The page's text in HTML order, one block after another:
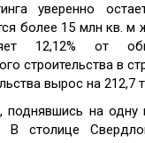
уверенно
более 15 млн кв.
12,12% от
строительства в
вырос на 212,7
поднявшись на одну
В столице